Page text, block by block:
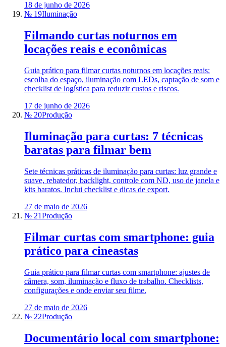
18 de junho de 2026
№ 19Iluminação
Filmando curtas noturnos em
locações reais e econômicas
Guia prático para filmar curtas noturnos em locações reais:
escolha do espaço, iluminação com LEDs, captação de som e
checklist de logística para reduzir custos e riscos.
17 de junho de 2026
№ 20Produção
Iluminação para curtas: 7 técnicas
baratas para filmar bem
Sete técnicas práticas de iluminação para curtas: luz grande e
suave, rebatedor, backlight, controle com ND, uso de janela e
kits baratos. Inclui checklist e dicas de export.
27 de maio de 2026
№ 21Produção
Filmar curtas com smartphone: guia
prático para cineastas
Guia prático para filmar curtas com smartphone: ajustes de
câmera, som, iluminação e fluxo de trabalho. Checklists,
configurações e onde enviar seu filme.
27 de maio de 2026
№ 22Produção
Documentário local com smartphone: